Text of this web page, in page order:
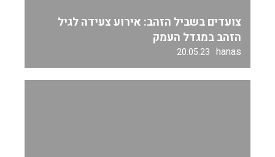
צועדים בשביל הזהב: אירוע צעידה לגיל
הזהב במגדל העמק
hanas
20.05.23